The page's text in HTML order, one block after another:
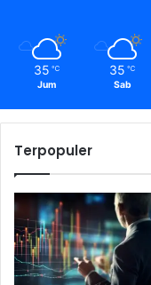
35 ℃
Jum
35 ℃
Sab
Terpopuler